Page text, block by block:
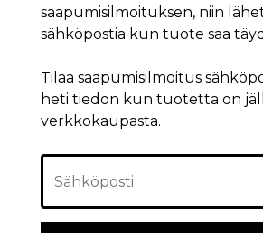
saapumisilmoituksen, niin
sähköpostia kun tuote saa
Tilaa saapumisilmoitus
heti tiedon kun tuotetta on
verkkokaupasta.